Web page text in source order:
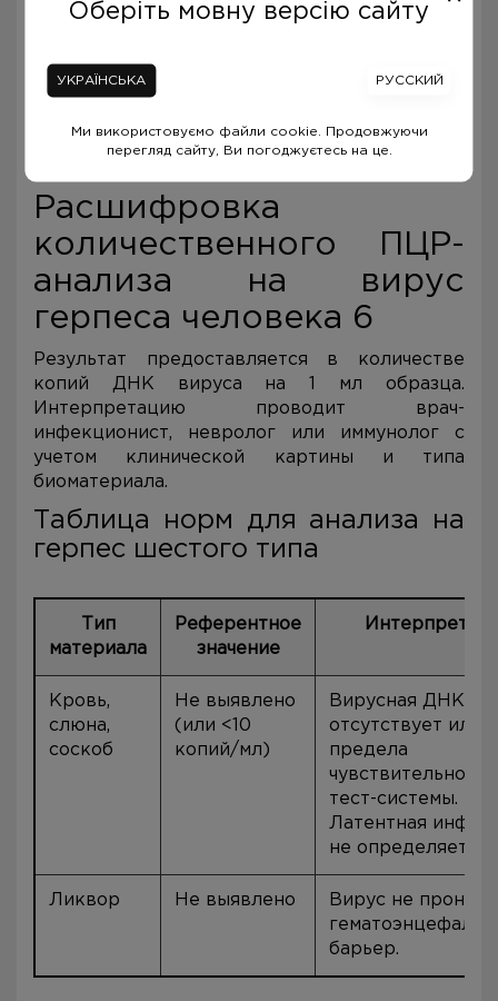
забор проводится врачом по строгим
специальной подготовки не требует,
кроме общих рекомендаций.
Как помочь ребенку подготовиться к забору
Расшифровка
количественного ПЦР-
анализа на вирус
герпеса человека 6
Результат предоставляется в количестве
копий ДНК вируса на 1 мл образца.
Интерпретацию проводит врач-
инфекционист, невролог или иммунолог с
учетом клинической картины и типа
биоматериала.
Таблица норм для анализа на
герпес шестого типа
Тип
материала
Референтное
значение
Кровь,
слюна,
соскоб
Не выявлено
(или <10
копий/мл)
Вирусная ДНК
отсутствует или
предела
чувствительности
тест-системы.
Латентная
не определяется.
Ликвор Не выявлено
Вирус не проник
барьер.
Оберіть мовну версію сайту
УКРАЇНСЬКА РУССКИЙ
Ми використовуємо файли cookie. Продовжуючи
перегляд сайту, Ви погоджуєтесь на це.